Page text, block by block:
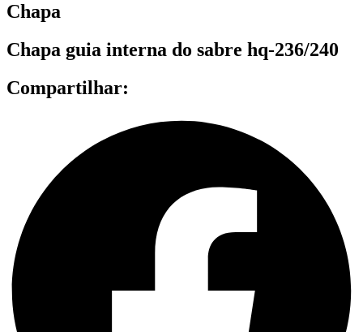
Chapa
Chapa guia interna do sabre hq-236/240
Compartilhar: